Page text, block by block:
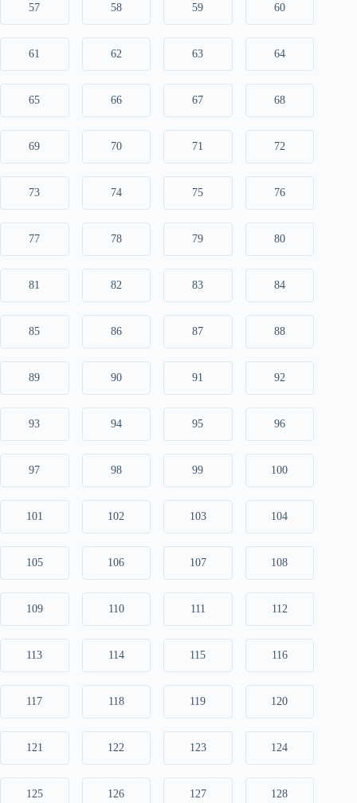
57 58 59 60
61 62 63 64
65 66 67 68
69 70 71 72
73 74 75 76
77 78 79 80
81 82 83 84
85 86 87 88
89 90 91 92
93 94 95 96
97 98 99 100
101 102 103 104
105 106 107 108
109 110 111 112
113 114 115 116
117 118 119 120
121 122 123 124
125 126 127 128